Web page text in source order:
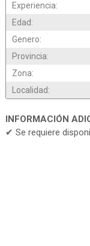
Experiencia:
Edad:
Genero:
Provincia:
Zona:
Localidad:
INFORMACIÓN
✔ Se requiere